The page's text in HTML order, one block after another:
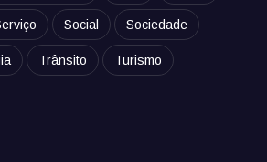
Social Sociedade
Trânsito Turismo